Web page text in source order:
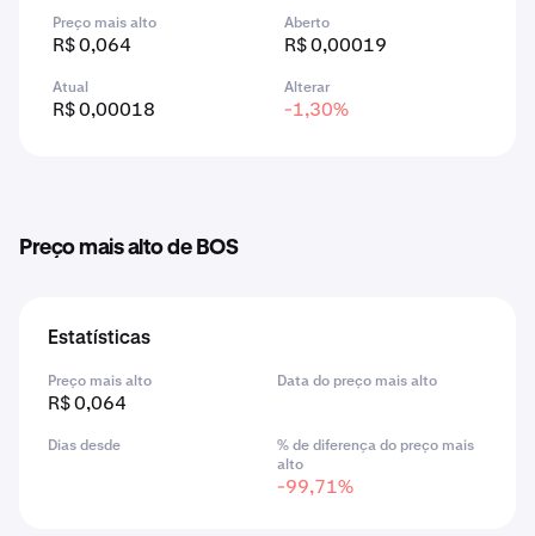
Preço mais alto
R$ 0,064
Aberto
R$ 0,00019
Atual
R$ 0,00018
Alterar
-1,30%
Preço mais alto de BOS
Estatísticas
Preço mais alto
R$ 0,064
Data do preço mais alto
Dias desde
% de diferença do preço mais
alto
-99,71%